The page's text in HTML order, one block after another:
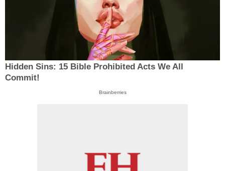
Hidden Sins: 15 Bible Prohibited Acts We All
Commit!
Brainberries